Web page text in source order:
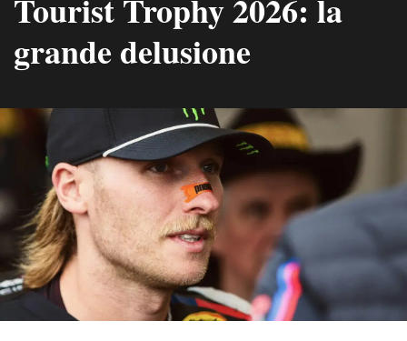
Tourist Trophy 2026: la
grande delusione